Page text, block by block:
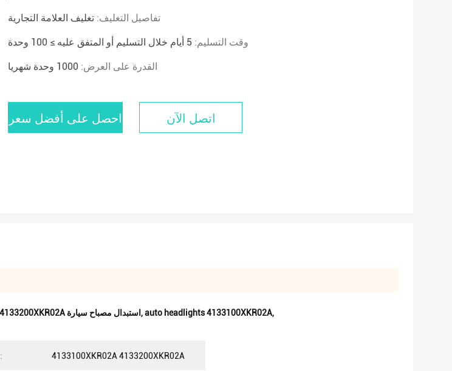
تفاصيل التغليف: تغليف العلامة التجارية
وقت التسليم: 5 أيام خلال التسليم أو المتفق عليه ≥ 100 وحدة
القدرة على العرض: 1000 وحدة شهريا
احصل على أفضل سعر اتصل الآن
مصابيح أمامية للسيارات ذات 18 واط,المصابيح الأمامية للسيارات 4133100XKR02A,4133200XKR02A استبدال مصباح سيارة ,auto headlights 4133100XKR02A,
لا.: 4133100XKR02A 4133200XKR02A